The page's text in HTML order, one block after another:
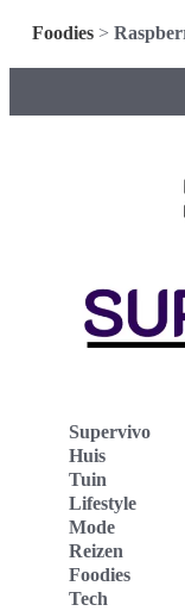
Foodies>
Supervivo
Huis
Tuin
Lifestyle
Mode
Reizen
Foodies
Tech